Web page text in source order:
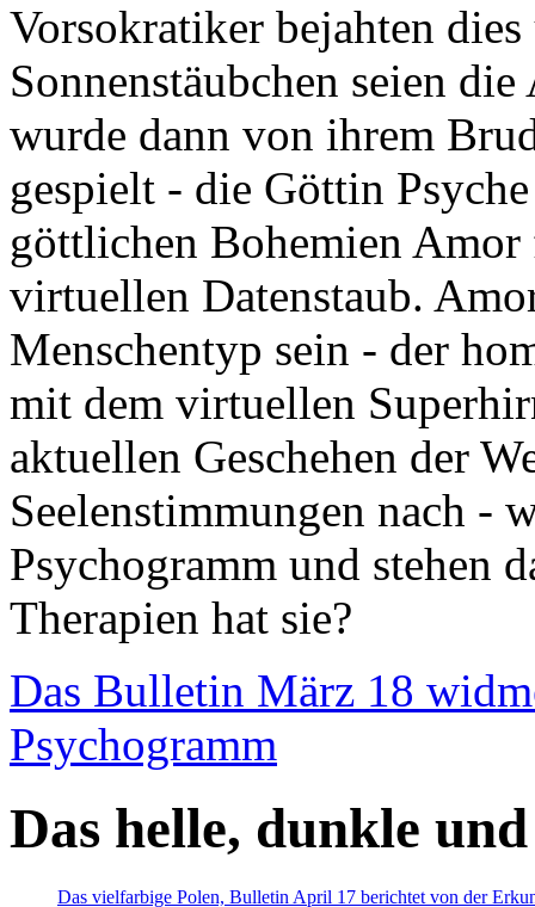
Vorsokratiker bejahten
Sonnenstäubchen seien
wurde dann von ihrem
gespielt - die Göttin
göttlichen Bohemien
virtuellen Datenstaub.
Menschentyp sein - der
mit dem virtuellen
aktuellen Geschehen der
Seelenstimmungen nach -
Psychogramm und stehen
Therapien hat sie?
Das Bulletin März 18
Psychogramm
Das helle, dunkle
Das vielfarbige Polen, Bulletin April 17 berichtet von der